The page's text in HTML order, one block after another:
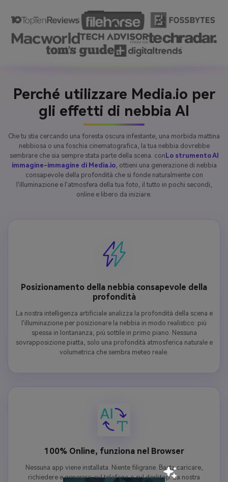
Perché utilizzare Media.io per
gli effetti di nebbia AI
Che tu stia cercando una foresta oscura infestante, una morbida mattina
nebbiosa o una foschia cinematografica, la tua nebbia dovrebbe
sembrare che sia sempre stata parte della scena. con Lo strumento AI
immagine-immagine di Media.io, ottieni una generazione di nebbia
consapevole della profondità che si fonde naturalmente con
l'illuminazione e l'atmosfera della tua foto, il tutto in pochi secondi,
online e libero da iniziare.
Posizionamento della nebbia consapevole della
profondità
La nostra intelligenza artificiale analizza la profondità della scena e
l'illuminazione per posizionare la nebbia in modo realistico: più
spessa in lontananza, più sottile in primo piano. Nessuna
sovrapposizione piatta, solo una profondità atmosferica naturale e
volumetrica che sembra meteo reale.
100% Online, funziona nel Browser
Nessuna app viene installata. Niente filigrane. Basta caricare,
richiedere e generare-sul telefono o sul desktop. La nostra